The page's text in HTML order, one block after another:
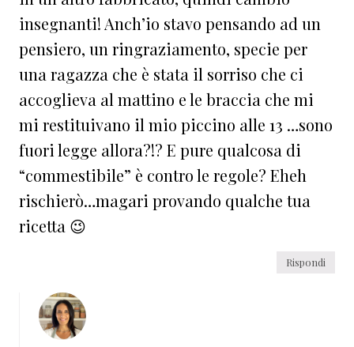
insegnanti! Anch’io stavo pensando ad un
pensiero, un ringraziamento, specie per
una ragazza che è stata il sorriso che ci
accoglieva al mattino e le braccia che mi
mi restituivano il mio piccino alle 13 …sono
fuori legge allora?!? E pure qualcosa di
“commestibile” è contro le regole? Eheh
rischierò…magari provando qualche tua
ricetta 😉
Rispondi